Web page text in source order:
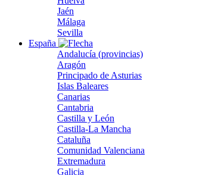
Jaén
Málaga
Sevilla
España
Andalucía (provincias)
Aragón
Principado de Asturias
Islas Baleares
Canarias
Cantabria
Castilla y León
Castilla-La Mancha
Cataluña
Comunidad Valenciana
Extremadura
Galicia